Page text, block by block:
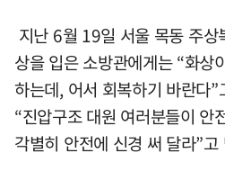
지난 6월 19일 서울 목동 주
상을 입은 소방관에게는 “화상
하는데, 어서 회복하기 바란다
“진압구조 대원 여러분들이 안
각별히 안전에 신경 써 달라”고